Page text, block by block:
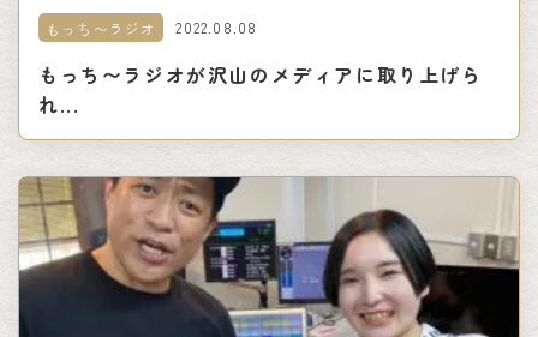
もっち〜ラジオ 2022.08.08
もっち〜ラジオが沢山のメディアに取り上げら
れ...